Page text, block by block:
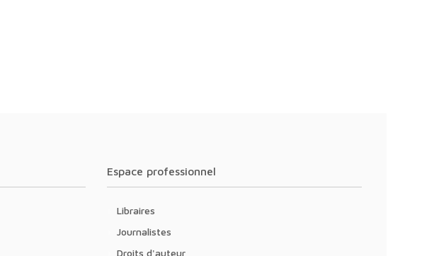
Espace professionnel
Libraires
Journalistes
Droits d'auteur